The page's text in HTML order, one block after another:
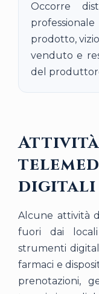
Occorre
prodotto,
venduto e
del
digitali
Alcune attività
fuori dai
strumenti
farmaci e
prenotazioni,